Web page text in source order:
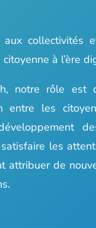
collectivités
à l’ère
notre rôle est
entre les
les
attribuer de